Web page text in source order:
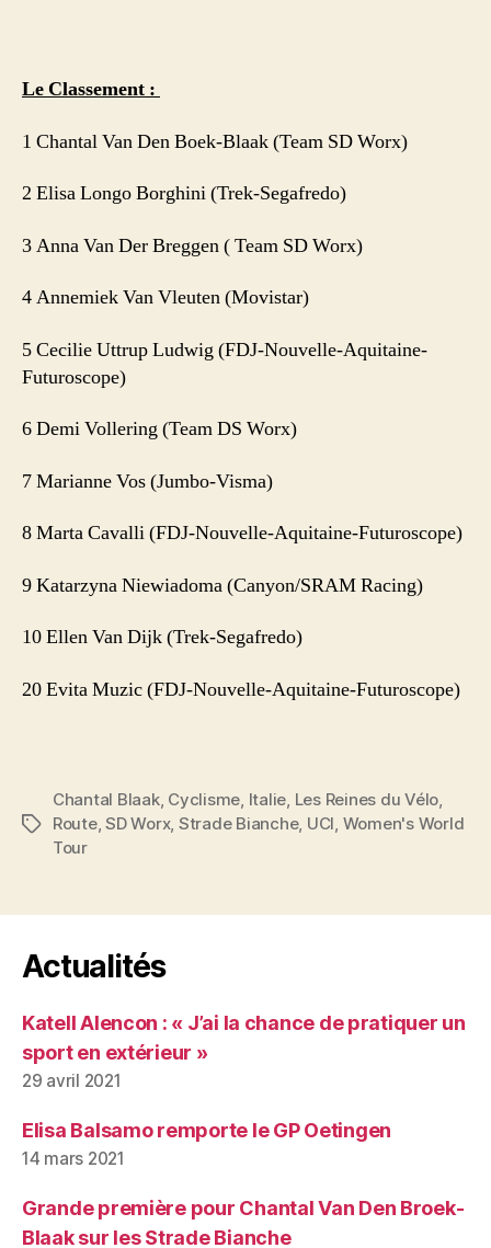
Le Classement :
1 Chantal Van Den Boek-Blaak (Team SD Worx)
2 Elisa Longo Borghini (Trek-Segafredo)
3 Anna Van Der Breggen ( Team SD Worx)
4 Annemiek Van Vleuten (Movistar)
5 Cecilie Uttrup Ludwig (FDJ-Nouvelle-Aquitaine-
Futuroscope)
6 Demi Vollering (Team DS Worx)
7 Marianne Vos (Jumbo-Visma)
8 Marta Cavalli (FDJ-Nouvelle-Aquitaine-Futuroscope)
9 Katarzyna Niewiadoma (Canyon/SRAM Racing)
10 Ellen Van Dijk (Trek-Segafredo)
20 Evita Muzic (FDJ-Nouvelle-Aquitaine-Futuroscope)
Étiquettes
Chantal Blaak, Cyclisme, Italie, Les Reines du Vélo,
Route,SD Worx, Strade Bianche, UCI, Women's World
Tour
Actualités
Katell Alencon : « J’ai la chance de pratiquer un
sport en extérieur »
29 avril 2021
Elisa Balsamo remporte le GP Oetingen
14 mars 2021
Grande première pour Chantal Van Den Broek-
Blaak sur les Strade Bianche